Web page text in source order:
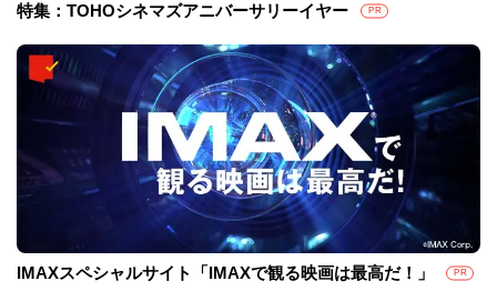
特集：TOHOシネマズアニバーサリーイヤー PR
IMAXスペシャルサイト「IMAXで観る映画は最高だ！」 PR